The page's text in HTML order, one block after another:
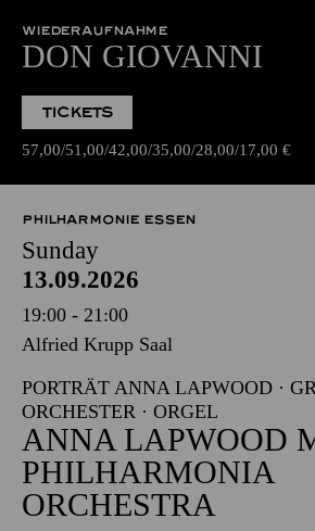
WIEDERAUFNAHME
DON GIOVANNI
TICKETS
57,00 51,00 42,00 35,00 28,00 17,00 €
PHILHARMONIE ESSEN
Sunday
13.09.2026
19:00 - 21:00
Alfried Krupp Saal
PORTRÄT ANNA LAPWOOD ·
RCHESTER · ORGEL
ANNA LAPWOOD
PHILHARMONIA
ORCHESTRA